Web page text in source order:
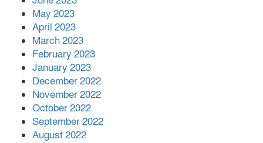
May 2023
April 2023
March 2023
February 2023
January 2023
December 2022
November 2022
October 2022
September 2022
August 2022